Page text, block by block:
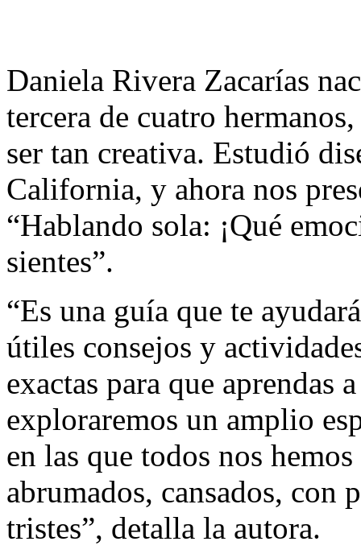
Daniela Rivera Zacarías
tercera de cuatro
ser tan creativa. Estudió
California, y ahora nos
“Hablando sola: ¡Qué
sientes”.
“Es una guía que te
útiles consejos y
exactas para que aprendas
exploraremos un amplio
en las que todos nos
abrumados, cansados, con
tristes”, detalla la autora.